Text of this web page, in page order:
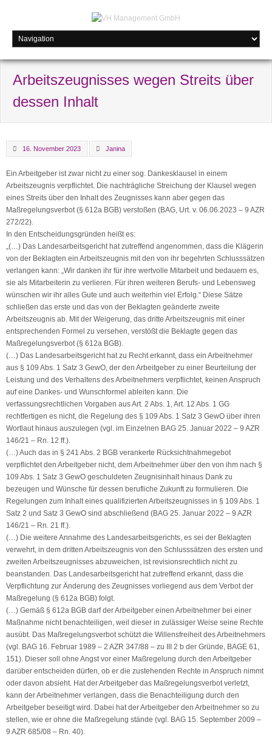
Arbeitszeugnisses wegen Streits über
dessen Inhalt
16. November 2023 Janina
Ein Arbeitgeber ist zwar nicht zu einer sog. Dankesklausel in einem
Arbeitszeugnis verpflichtet. Die nachträgliche Streichung der Klausel wegen
eines Streits über den Inhalt des Zeugnisses kann aber gegen das
Maßregelungsverbot (§ 612a BGB) verstoßen (BAG, Urt. v. 06.06.2023 – 9 AZR
272/22).
In den Entscheidungsgründen heißt es:
„(…) Das Landesarbeitsgericht hat zutreffend angenommen, dass die Klägerin
von der Beklagten ein Arbeitszeugnis mit den von ihr begehrten Schlusssätzen
verlangen kann: „Wir danken ihr für ihre wertvolle Mitarbeit und bedauern es,
sie als Mitarbeiterin zu verlieren. Für ihren weiteren Berufs- und Lebensweg
wünschen wir ihr alles Gute und auch weiterhin viel Erfolg.“ Diese Sätze
schließen das erste und das von der Beklagten geänderte zweite
Arbeitszeugnis ab. Mit der Weigerung, das dritte Arbeitszeugnis mit einer
entsprechenden Formel zu versehen, verstößt die Beklagte gegen das
Maßregelungsverbot (§ 612a BGB).
(…) Das Landesarbeitsgericht hat zu Recht erkannt, dass ein Arbeitnehmer
aus § 109 Abs. 1 Satz 3 GewO, der den Arbeitgeber zu einer Beurteilung der
Leistung und des Verhaltens des Arbeitnehmers verpflichtet, keinen Anspruch
auf eine Dankes- und Wunschformel ableiten kann. Die
verfassungsrechtlichen Vorgaben aus Art. 2 Abs. 1, Art. 12 Abs. 1 GG
rechtfertigen es nicht, die Regelung des § 109 Abs. 1 Satz 3 GewO über ihren
Wortlaut hinaus auszulegen (vgl. im Einzelnen BAG 25. Januar 2022 – 9 AZR
146/21 – Rn. 12 ff.).
(…) Auch das in § 241 Abs. 2 BGB verankerte Rücksichtnahmegebot
verpflichtet den Arbeitgeber nicht, dem Arbeitnehmer über den von ihm nach §
109 Abs. 1 Satz 3 GewO geschuldeten Zeugnisinhalt hinaus Dank zu
bezeugen und Wünsche für dessen berufliche Zukunft zu formulieren. Die
Regelungen zum Inhalt eines qualifizierten Arbeitszeugnisses in § 109 Abs. 1
Satz 2 und Satz 3 GewO sind abschließend (BAG 25. Januar 2022 – 9 AZR
146/21 – Rn. 21 ff.).
(…) Die weitere Annahme des Landesarbeitsgerichts, es sei der Beklagten
verwehrt, in dem dritten Arbeitszeugnis von den Schlusssätzen des ersten und
zweiten Arbeitszeugnisses abzuweichen, ist revisionsrechtlich nicht zu
beanstanden. Das Landesarbeitsgericht hat zutreffend erkannt, dass die
Verpflichtung zur Änderung des Zeugnisses vorliegend aus dem Verbot der
Maßregelung (§ 612a BGB) folgt.
(…) Gemäß § 612a BGB darf der Arbeitgeber einen Arbeitnehmer bei einer
Maßnahme nicht benachteiligen, weil dieser in zulässiger Weise seine Rechte
ausübt. Das Maßregelungsverbot schützt die Willensfreiheit des Arbeitnehmers
(vgl. BAG 16. Februar 1989 – 2 AZR 347/88 – zu III 2 b der Gründe, BAGE 61,
151). Dieser soll ohne Angst vor einer Maßregelung durch den Arbeitgeber
darüber entscheiden dürfen, ob er die zustehenden Rechte in Anspruch nimmt
oder davon absieht. Hat der Arbeitgeber das Maßregelungsverbot verletzt,
kann der Arbeitnehmer verlangen, dass die Benachteiligung durch den
Arbeitgeber beseitigt wird. Dabei hat der Arbeitgeber den Arbeitnehmer so zu
stellen, wie er ohne die Maßregelung stände (vgl. BAG 15. September 2009 –
9 AZR 685/08 – Rn. 40).